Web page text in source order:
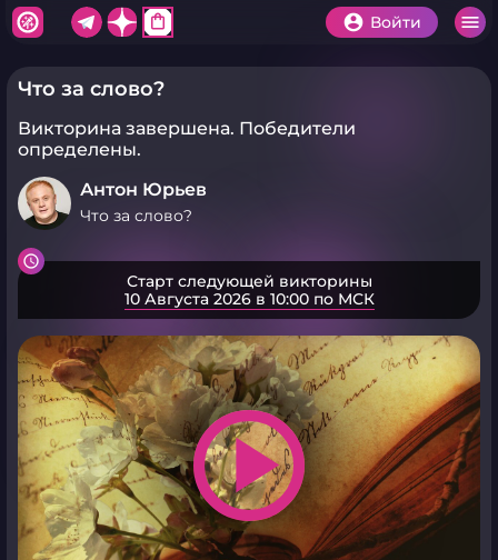
shopping_bag Войти
Что за слово?
Викторина завершена. Победители
определены.
Антон Юрьев
Что за слово?
Старт следующей викторины
10 Августа 2026 в 10:00 по МСК
play_arrow